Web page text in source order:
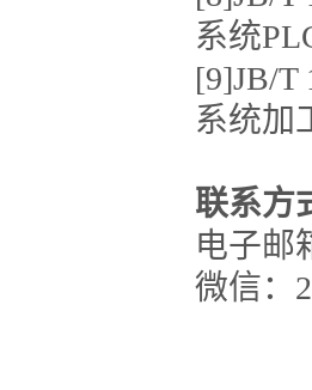
系统
[9]JB/T
系统加
联系方
电子邮
微信：